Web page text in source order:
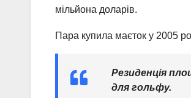
мільйона доларів.
Пара купила маєток у 2005
Резиденція
для гольфу.